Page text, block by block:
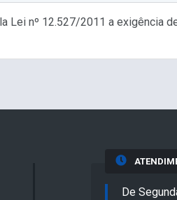
nº 12.527/2011 a exigência
De